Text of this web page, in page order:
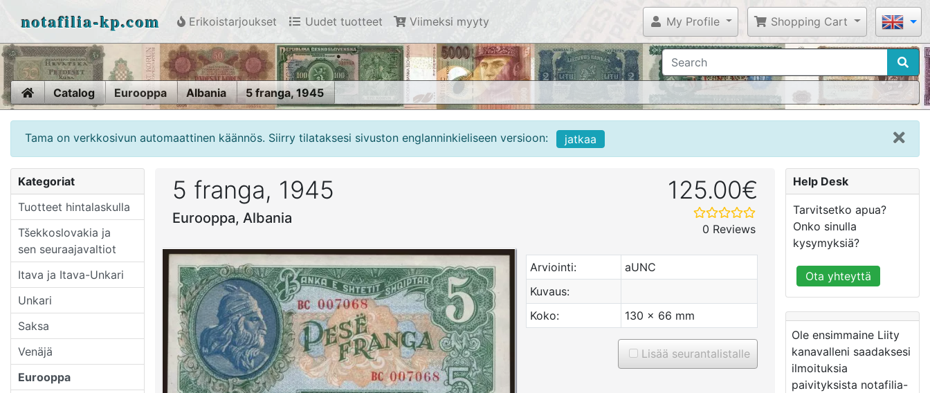
notafilia-kp.com Erikoistarjoukset Uudet tuotteet Viimeksi myyty My Profile Shopping Cart
HomeCatalog Eurooppa Albania 5 franga, 1945
Tama on verkkosivun automaattinen käännös. Siirry tilataksesi sivuston englanninkieliseen versioon: jatkaa
Kategoriat
Tuotteet hintalaskulla
Tšekkoslovakia ja
sen seuraajavaltiot
Itava ja Itava-Unkari
Unkari
Saksa
Venäjä
Eurooppa
5 franga, 1945
Eurooppa, Albania
125.00€
0 Reviews
Arviointi:
aUNC
Kuvaus:
Koko:
130 x 66 mm
Lisää seurantalistalle
Help Desk
Tarvitsetko apua?
Onko sinulla
kysymyksiä?
Ota yhteyttä
Ole ensimmaine Liity
kanavalleni saadaksesi
ilmoituksia
paivityksista notafilia-